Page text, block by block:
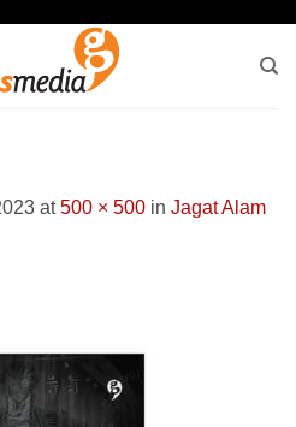
at500 × 500 in Jagat Alam